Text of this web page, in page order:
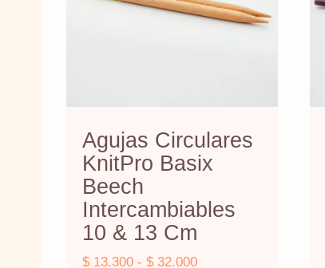
Agujas Circulares
KnitPro Basix
Beech
Intercambiables
10 & 13 Cm
$ 13.300 - $ 32.000Rango